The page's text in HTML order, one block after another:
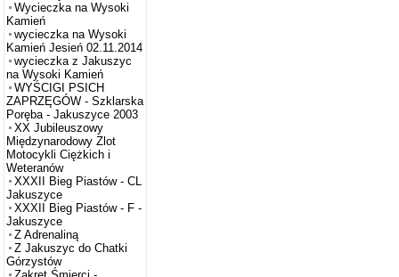
Wycieczka na Wysoki
Kamień
wycieczka na Wysoki
Kamień Jesień 02.11.2014
wycieczka z Jakuszyc
na Wysoki Kamień
WYŚCIGI PSICH
ZAPRZĘGÓW - Szklarska
Poręba - Jakuszyce 2003
XX Jubileuszowy
Międzynarodowy Zlot
Motocykli Ciężkich i
Weteranów
XXXII Bieg Piastów - CL
Jakuszyce
XXXII Bieg Piastów - F -
Jakuszyce
Z Adrenaliną
Z Jakuszyc do Chatki
Górzystów